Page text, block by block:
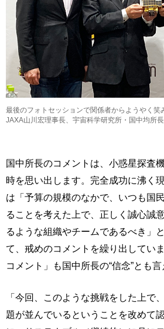
最後のフォトセッションで関係者からようやく笑
JAXA山川宏理事長、宇宙科学研究所・国中均所長
国中所長のコメントは、小惑星探査
時を思い出します。完全成功に沸く
は「予算の規模のなかで、いつも国
ることを考えた上で、正しく誠心誠
るような組織やチームであるべき」
て、戒めのコメントを繰り出してい
コメント」も国中所長の“信念”とも言
「今回、このような挑戦をした上で
題が並んでいるということを改めて